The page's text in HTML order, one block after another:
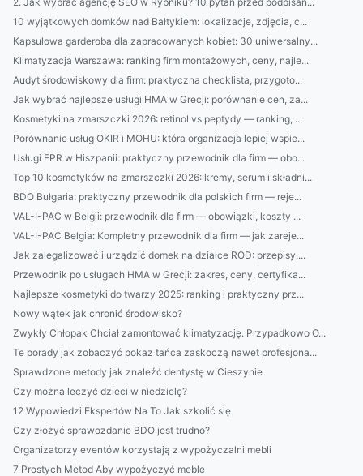
10 wyjątkowych domków nad Bałtykiem: lokalizacje, zdjęcia, c...
Kapsułowa garderoba dla zapracowanych kobiet: 30 uniwersalny...
Klimatyzacja Warszawa: ranking firm montażowych, ceny, najle...
Audyt środowiskowy dla firm: praktyczna checklista, przygoto...
Jak wybrać najlepsze usługi HMA w Grecji: porównanie cen, za...
Kosmetyki na zmarszczki 2026: retinol vs peptydy — ranking, ...
Porównanie usług OKIR i MOHU: która organizacja lepiej wspie...
Usługi EPR w Hiszpanii: praktyczny przewodnik dla firm — obo...
Top 10 kosmetyków na zmarszczki 2026: kremy, serum i składni...
BDO Bułgaria: praktyczny przewodnik dla polskich firm — reje...
VAL-I-PAC w Belgii: przewodnik dla firm — obowiązki, koszty ...
VAL-I-PAC Belgia: Kompletny przewodnik dla firm — jak zareje...
Jak zalegalizować i urządzić domek na działce ROD: przepisy,...
Przewodnik po usługach HMA w Grecji: zakres, ceny, certyfika...
Najlepsze kosmetyki do twarzy 2025: ranking i praktyczny prz...
Nowy wątek jak chronić środowisko?
Zwykły Chłopak Chciał zamontować klimatyzację. Przypadkowo O...
Te porady jak zobaczyć pokaz tańca zaskoczą nawet profesjona...
Sprawdzone metody jak znaleźć dentystę w Cieszynie
Czy można leczyć dzieci w niedzielę?
12 Wypowiedzi Ekspertów Na To Jak szkolić się
Czy złożyć sprawozdanie BDO jest trudno?
Organizatorzy eventów korzystają z wypożyczalni mebli
7 Prostych Metod Aby wypożyczyć meble